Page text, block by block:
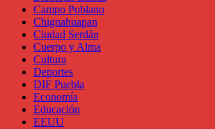
Campo Poblano
Chignahuapan
Ciudad Serdán
Cuerpo y Alma
Cultura
Deportes
DIF Puebla
Economía
Educación
EEUU